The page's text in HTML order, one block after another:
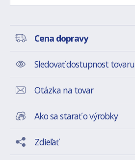
Cena dopravy
Sledovať dostupnost tovaru
Otázka na tovar
Ako sa starať o výrobky
Zdieľať